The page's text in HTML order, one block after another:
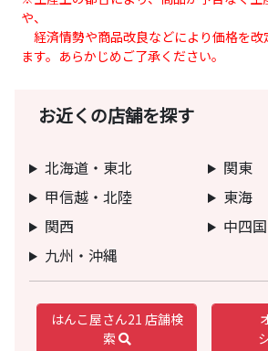
や、
経済情勢や商品改良などにより価格を改
ます。あらかじめご了承ください。
お近くの店舗を探す
北海道・東北
関東
甲信越・北陸
東海
関西
中四国
九州・沖縄
はんこ屋さん21 店舗検
索